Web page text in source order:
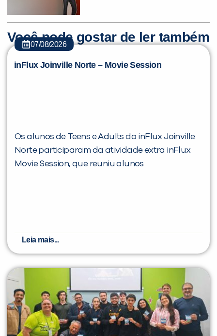
Você pode gostar de ler também
07/08/2026
inFlux Joinville Norte – Movie Session
Os alunos de Teens e Adults da inFlux Joinville
Norte participaram da atividade extra inFlux
Movie Session, que reuniu alunos
Leia mais...